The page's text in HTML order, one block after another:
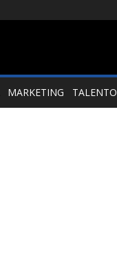
MARKETING TALENTO